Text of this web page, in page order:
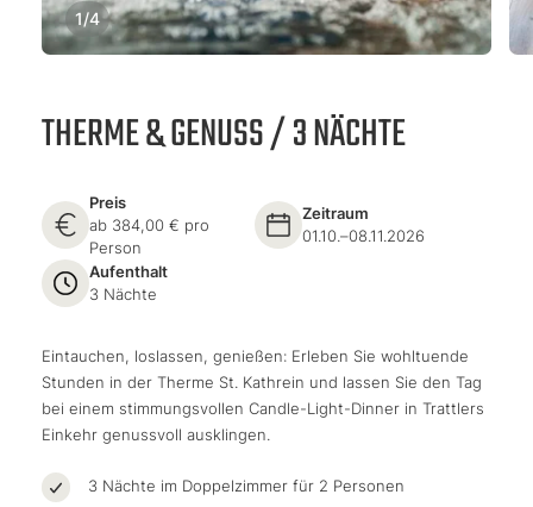
1/4
THERME & GENUSS / 3 NÄCHTE
Preis
ab 384,00 € pro
Person
Zeitraum
01.10.–08.11.2026
Aufenthalt
3 Nächte
Eintauchen, loslassen, genießen: Erleben Sie wohltuende
Stunden in der Therme St. Kathrein und lassen Sie den Tag
bei einem stimmungsvollen Candle-Light-Dinner in Trattlers
Einkehr genussvoll ausklingen.
3 Nächte im Doppelzimmer für 2 Personen